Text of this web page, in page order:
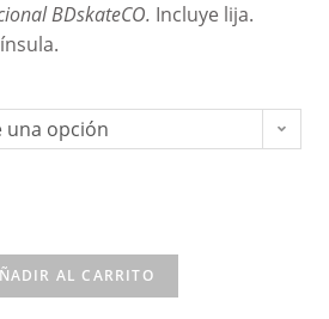
BDskateCO. Incluye lija.
una opción
AL CARRITO